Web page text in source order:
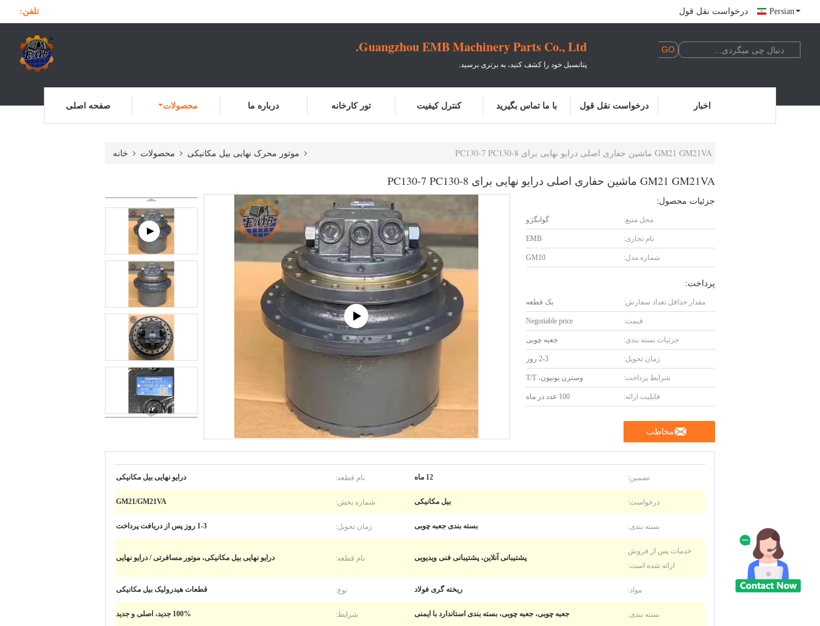
تلفن: درخواست نقل قول Persian
Guangzhou EMB Machinery Parts Co., Ltd.
پتانسیل خود را کشف کنید، به برتری برسید.
صفحه اصلی محصولات درباره ما تور کارخانه کنترل کیفیت با ما تماس بگیرید درخواست نقل قول اخبار
خانه محصولات موتور محرک نهایی بیل مکانیکی GM21 GM21VA ماشین حفاری اصلی درایو نهایی برای PC130-7 PC130-8
GM21 GM21VA ماشین حفاری اصلی درایو نهایی برای PC130-7 PC130-8
جزئیات محصول:
محل منبع: گوانگژو
نام تجاری: EMB
شماره مدل: GM10
پرداخت:
مقدار حداقل تعداد سفارش: یک قطعه
قیمت: Negotiable price
جزئیات بسته بندی: جعبه چوبی
زمان تحویل: 2-3 روز
شرایط پرداخت: وسترن یونیون، T/T
قابلیت ارائه: 100 عدد در ماه
مخاطب
تضمین: 12 ماه نام قطعه: درایو نهایی بیل مکانیکی
درخواست: بیل مکانیکی شماره بخش: GM21/GM21VA
بسته بندی: بسته بندی جعبه چوبی زمان تحویل: 1-3 روز پس از دریافت پرداخت
خدمات پس از فروش
ارائه شده است:
پشتیبانی آنلاین، پشتیبانی فنی ویدیویی نام قطعه: درایو نهایی بیل مکانیکی، موتور مسافرتی / درایو نهایی
مواد: ریخته گری فولاد نوع: قطعات هیدرولیک بیل مکانیکی
بسته بندی: جعبه چوبی، جعبه چوبی، بسته بندی استاندارد با ایمنی شرایط: 100% جدید، اصلی و جدید